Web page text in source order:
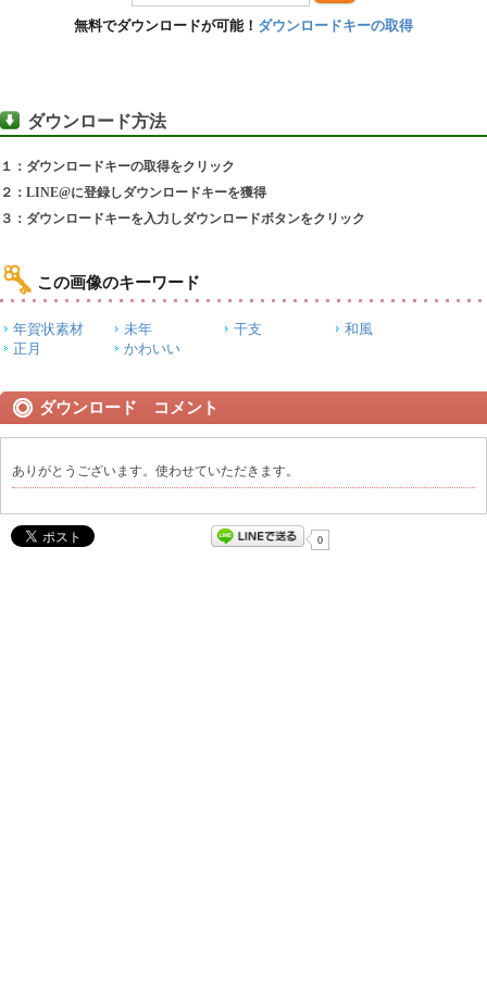
無料でダウンロードが可能！ ダウンロードキーの取得
ダウンロード方法
１：ダウンロードキーの取得をクリック
２：LINE@に登録しダウンロードキーを獲得
３：ダウンロードキーを入力しダウンロードボタンをクリック
この画像のキーワード
年賀状素材 未年 干支
和風
正月
かわいい
ダウンロード コメント
ありがとうございます。使わせていただきます。
0